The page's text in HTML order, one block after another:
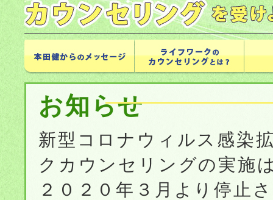
お知らせ
新型コロナウィルス感染
クカウンセリングの実施
２０２０年３月より停止